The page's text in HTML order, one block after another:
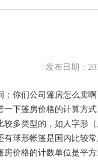
发布日期：
：你们公司篷房怎么卖
下篷房价格的计算方式
较多类型的，如人字形
有球形帐篷是国内比较
房价格的计数单位是平